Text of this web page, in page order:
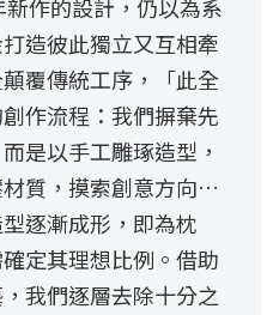
作的設計，仍以為系
造彼此獨立又互相牽
覆傳統工序，「此全
作流程：我們摒棄先
是以手工雕琢造型，
質，摸索創意方向…
逐漸成形，即為枕
定其理想比例。借助
我們逐層去除十分之